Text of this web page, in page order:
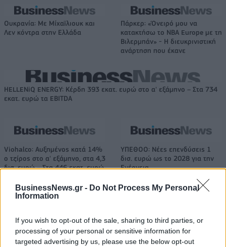
BusinessNews.gr - Do Not Process My Personal
Information
If you wish to opt-out of the sale, sharing to third parties, or
processing of your personal or sensitive information for
targeted advertising by us, please use the below opt-out
Ουκρανία: Με Μίχαϊλιουκ και
Λεν κόντρα στην Ελλάδα
Πάρκερ: «Όνειρό μου να
κατακτήσω το ΝΒΑ Europe με τη
Βιλερμπάν» - Η διευκρινιστική
ανάρτηση που έκανε
HELLENiQ ENERGY: Κέρδη 393 εκατ. ευρώ στο α' εξάμηνο – Στα 734
εκατ. ευρώ τα EBITDA
Viohalco: Αυξημένος κατά 14%
ο τζίρος στο α' εξάμηνο, στα 4,3
δισ. ευρώ – Στα 446 εκατ. ευρώ
ΥΠΕΘΟΟ: Νέες επενδύσεις 1
δισ. ευρώ ως το 2028 για την
Ενέργεια